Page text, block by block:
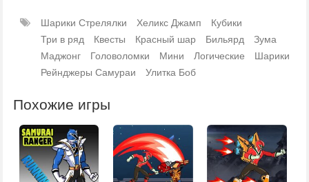
Шарики Стрелялки Хеликс Джамп
Кубики
Три в ряд
Квесты Красный шар Бильярд
Зума
Маджонг
Головоломки Мини Логические
Шарики
Рейнджеры Самураи
Улитка Боб
Похожие игры